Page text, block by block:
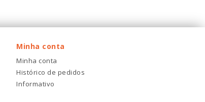
Minha conta
Minha conta
Histórico de pedidos
Informativo